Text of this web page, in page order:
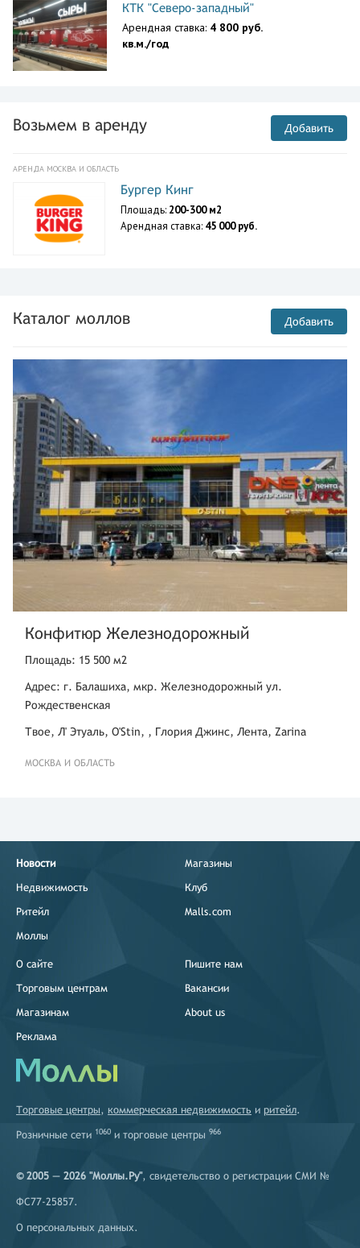
КТК "Северо-западный"
Арендная ставка: 4 800 руб.
кв.м./год
Возьмем в аренду Добавить
АРЕНДА МОСКВА И ОБЛАСТЬ
Бургер Кинг
Площадь: 200-300 м2
Арендная ставка: 45 000 руб.
Каталог моллов Добавить
Конфитюр Железнодорожный
Площадь: 15 500 м2
Адрес: г. Балашиха, мкр. Железнодорожный ул.
Рождественская
Твое, Л' Этуаль, O'Stin, , Глория Джинс, Лента, Zarina
МОСКВА И ОБЛАСТЬ
Новости
Недвижимость
Ритейл
Моллы
Магазины
Клуб
Malls.com
О сайте
Торговым центрам
Магазинам
Реклама
Пишите нам
Вакансии
About us
Торговые центры, коммерческая недвижимость и ритейл.
Розничные сети 1060 и торговые центры 966
© 2005 — 2026 "Моллы.Ру", свидетельство о регистрации СМИ №
ФС77-25857.
О персональных данных.